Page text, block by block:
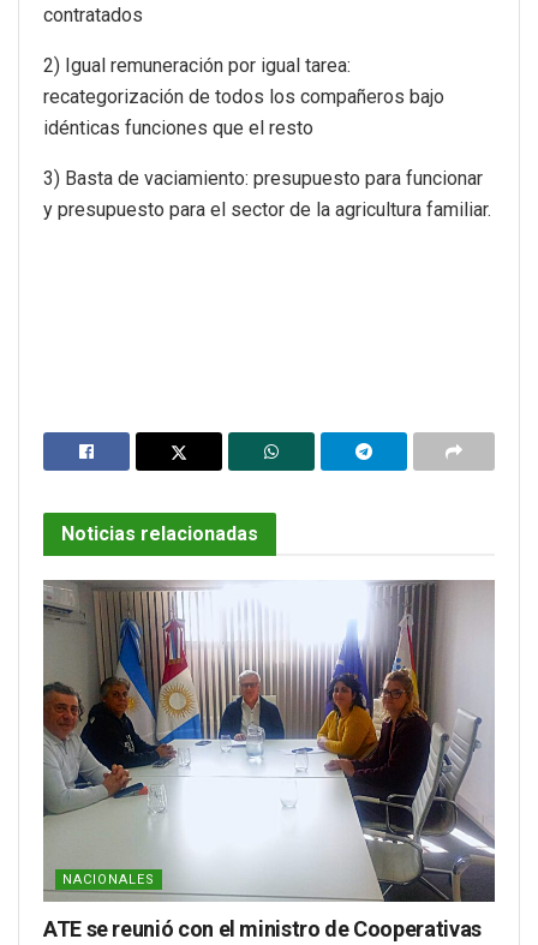
contratados
2) Igual remuneración por igual tarea:
recategorización de todos los compañeros bajo
idénticas funciones que el resto
3) Basta de vaciamiento: presupuesto para funcionar
y presupuesto para el sector de la agricultura familiar.
Noticias relacionadas
NACIONALES
ATE se reunió con el ministro de Cooperativas